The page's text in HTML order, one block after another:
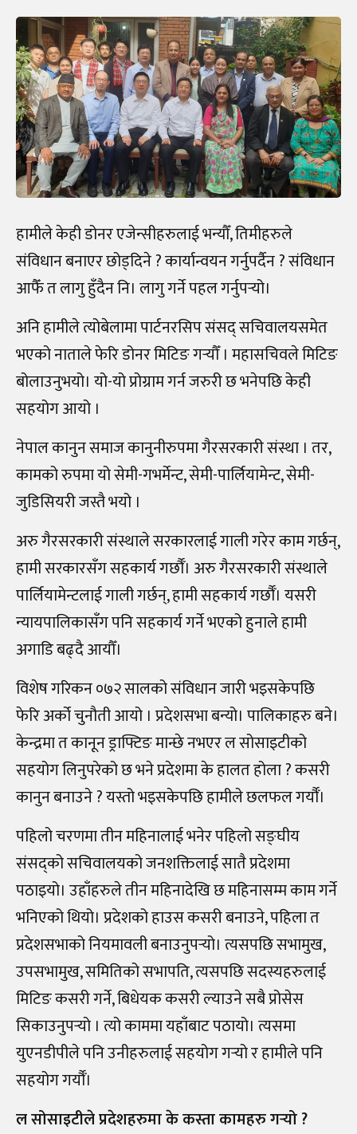
हामीले केही डोनर एजेन्सीहरुलाई भन्यौँ, तिमीहरुले
संविधान बनाएर छोड्दिने ? कार्यान्वयन गर्नुपर्दैन ? संविधान
आफैँ त लागु हुँदैन नि। लागु गर्ने पहल गर्नुपर्‍यो।
अनि हामीले त्योबेलामा पार्टनरसिप संसद् सचिवालयसमेत
भएको नाताले फेरि डोनर मिटिङ गर्‍यौँ । महासचिवले मिटिङ
बोलाउनुभयो। यो-यो प्रोग्राम गर्न जरुरी छ भनेपछि केही
सहयोग आयो ।
नेपाल कानुन समाज कानुनीरुपमा गैरसरकारी संस्था । तर,
कामको रुपमा यो सेमी-गभर्मेन्ट, सेमी-पार्लियामेन्ट, सेमी-
जुडिसियरी जस्तै भयो ।
अरु गैरसरकारी संस्थाले सरकारलाई गाली गरेर काम गर्छन्,
हामी सरकारसँग सहकार्य गर्छौँ। अरु गैरसरकारी संस्थाले
पार्लियामेन्टलाई गाली गर्छन्, हामी सहकार्य गर्छौँ। यसरी
न्यायपालिकासँग पनि सहकार्य गर्ने भएको हुनाले हामी
अगाडि बढ्दै आयौँ।
विशेष गरिकन ०७२ सालको संविधान जारी भइसकेपछि
फेरि अर्को चुनौती आयो । प्रदेशसभा बन्यो। पालिकाहरु बने।
केन्द्रमा त कानून ड्राफ्टिङ मान्छे नभएर ल सोसाइटीको
सहयोग लिनुपरेको छ भने प्रदेशमा के हालत होला ? कसरी
कानुन बनाउने ? यस्तो भइसकेपछि हामीले छलफल गर्यौँ।
पहिलो चरणमा तीन महिनालाई भनेर पहिलो सङ्घीय
संसद्को सचिवालयको जनशक्तिलाई सातै प्रदेशमा
पठाइयो। उहाँहरुले तीन महिनादेखि छ महिनासम्म काम गर्ने
भनिएको थियो। प्रदेशको हाउस कसरी बनाउने, पहिला त
प्रदेशसभाको नियमावली बनाउनुपर्‍यो। त्यसपछि सभामुख,
उपसभामुख, समितिको सभापति, त्यसपछि सदस्यहरुलाई
मिटिङ कसरी गर्ने, बिधेयक कसरी ल्याउने सबै प्रोसेस
सिकाउनुपर्‍यो । त्यो काममा यहाँबाट पठायो। त्यसमा
युएनडीपीले पनि उनीहरुलाई सहयोग गर्‍यो र हामीले पनि
सहयोग गर्यौँ।
ल सोसाइटीले प्रदेशहरुमा के कस्ता कामहरु गर्‍यो ?